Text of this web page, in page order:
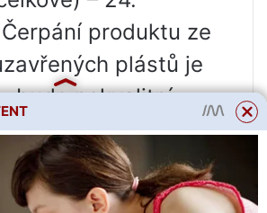
produktu ze
plástů je
bude nekvalitní.
kolik medu
včelíny obsahují v